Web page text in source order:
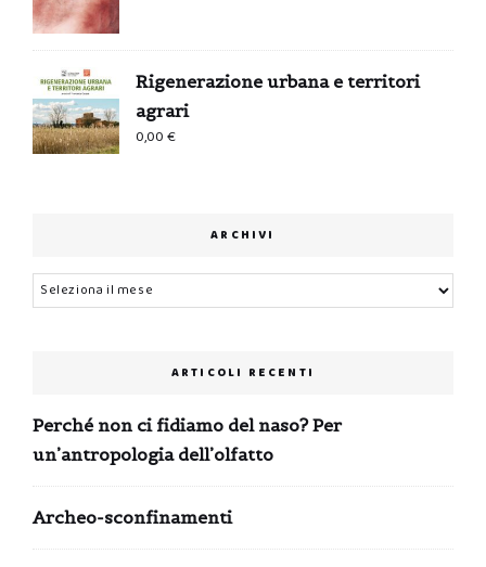
era:
0,99 €.
è:
0,00 €.
Rigenerazione urbana e territori
agrari
0,00€
ARCHIVI
Archivi
ARTICOLI RECENTI
Perché non ci fidiamo del naso? Per
un’antropologia dell’olfatto
Archeo-sconfinamenti